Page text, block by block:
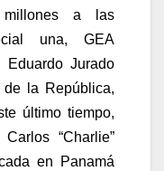
a las
una, GEA
Jurado
la República,
último tiempo,
“Charlie”
en Panamá